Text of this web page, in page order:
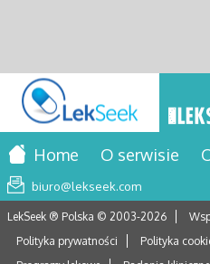
Home O serwisie
biuro@lekseek.com
LekSeek ® Polska © 2003-2026
Polityka prywatności
Polityka